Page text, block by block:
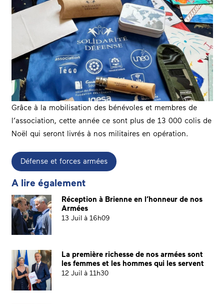
Grâce à la mobilisation des bénévoles et membres de
l’association, cette année ce sont plus de 13 000 colis de
Noël qui seront livrés à nos militaires en opération.
Défense et forces armées
A lire également
Réception à Brienne en l’honneur de nos
Armées
13 Juil à 16h09
La première richesse de nos armées sont
les femmes et les hommes qui les servent
12 Juil à 11h30